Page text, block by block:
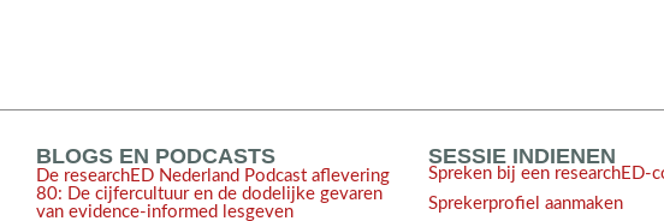
BLOGS EN PODCASTS
De researchED Nederland Podcast aflevering
80: De cijfercultuur en de dodelijke gevaren
van evidence-informed lesgeven
SESSIE INDIENEN
Spreken bij een researchED-
Sprekerprofiel aanmaken